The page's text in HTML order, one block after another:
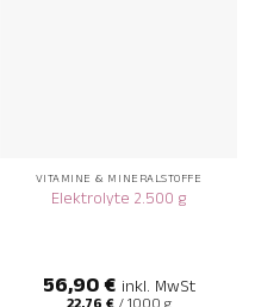
VITAMINE & MINERALSTOFFE
Elektrolyte 2.500 g
56,90€ inkl. MwSt